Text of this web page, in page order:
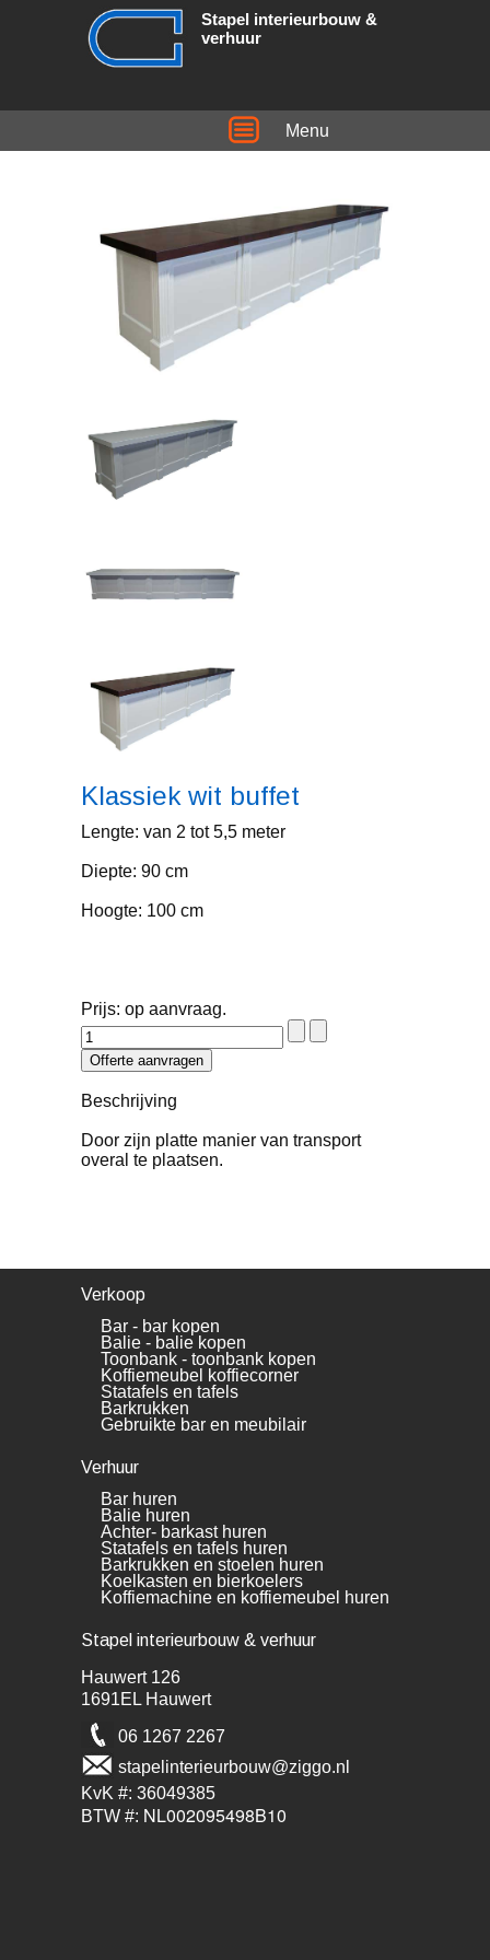
Stapel interieurbouw &
verhuur
Menu
Klassiek wit buffet
Lengte: van 2 tot 5,5 meter
Diepte: 90 cm
Hoogte: 100 cm
Prijs: op aanvraag.
Beschrijving
Door zijn platte manier van transport
overal te plaatsen.
Verkoop
Bar - bar kopen
Balie - balie kopen
Toonbank - toonbank kopen
Koffiemeubel koffiecorner
Statafels en tafels
Barkrukken
Gebruikte bar en meubilair
Verhuur
Bar huren
Balie huren
Achter- barkast huren
Statafels en tafels huren
Barkrukken en stoelen huren
Koelkasten en bierkoelers
Koffiemachine en koffiemeubel huren
Stapel interieurbouw & verhuur
Hauwert 126
1691EL Hauwert
06 1267 2267
stapelinterieurbouw@ziggo.nl
KvK #: 36049385
BTW #: NL002095498B10